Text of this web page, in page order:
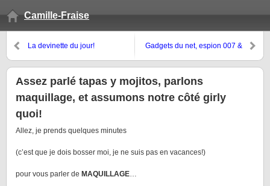
Camille-Fraise
La devinette du jour!
Gadgets du net, espion 007 &
Assez parlé tapas y mojitos, parlons
maquillage, et assumons notre côté girly
quoi!
Allez, je prends quelques minutes
(c’est que je dois bosser moi, je ne suis pas en vacances!)
pour vous parler de MAQUILLAGE…